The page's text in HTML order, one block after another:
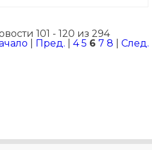
101 - 120 из 294
Пред. 4 5 6 7 8 След.